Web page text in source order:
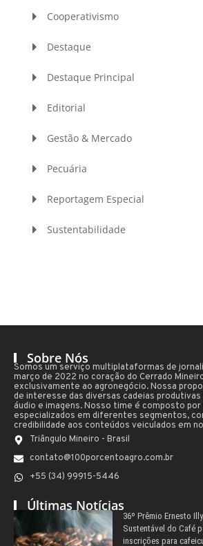
Cooperativismo
Destaque
Destaque Principal
Editorial
Gestão & Mercado
Pecuária
Reportagem Especial
Sustentabilidade
Sobre Nós
Somos um serviço multiplataformas de
março de 2022 no coração do Cerrado
exclusivamente ao agronegócio. Nossa
de interesse das diversas cadeias
áudio e imagens. Nosso time é composto
especializados em diferentes segmentos,
credibilidade aos conteúdos veiculados em
Triângulo Mineiro - Brasil
contato@100porcentoagro.com.br
+55 (34) 99915-5446
Últimas Notícias
36º Prêmio Ernesto
Sustentável do Café
inscrições para